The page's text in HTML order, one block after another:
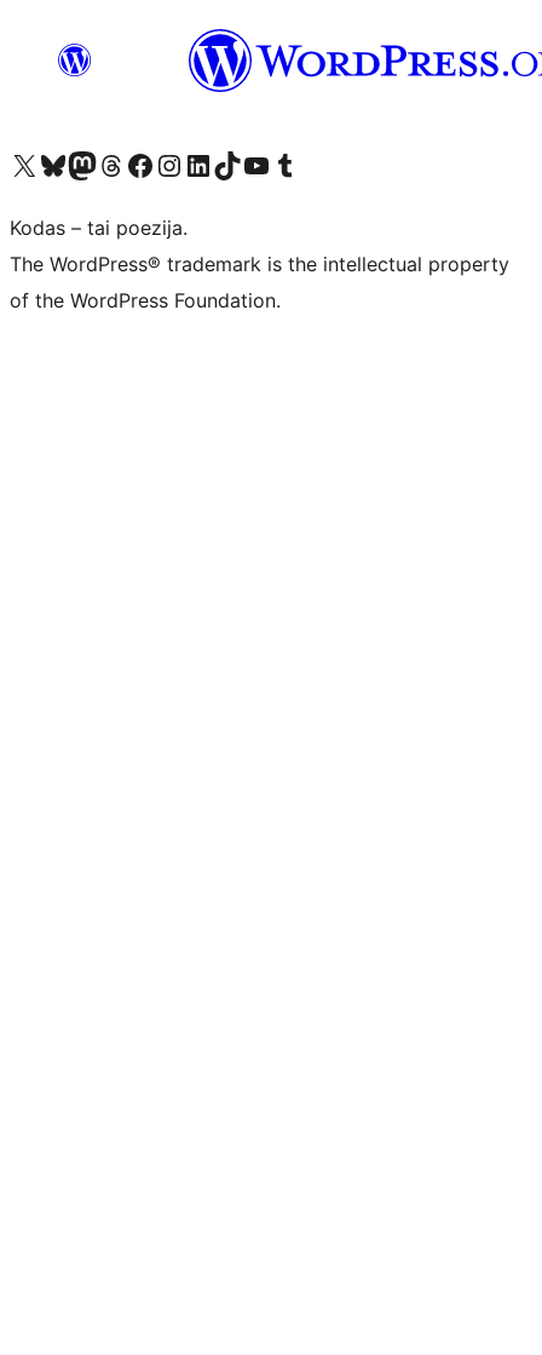
Visit our X (formerly Twitter) account
Apsilankykite mūsų Bluesky paskyroje
Visit our Mastodon account
Apsilankykite mūsų Threads paskyroje
Visit our Facebook page
Visit our Instagram account
Visit our LinkedIn account
Apsilankykite mūsų TikTok paskyroje
Visit our YouTube channel
Apsilankykite mūsų Tumblr paskyroje
Kodas – tai poezija.
The WordPress® trademark is the intellectual property
of the WordPress Foundation.